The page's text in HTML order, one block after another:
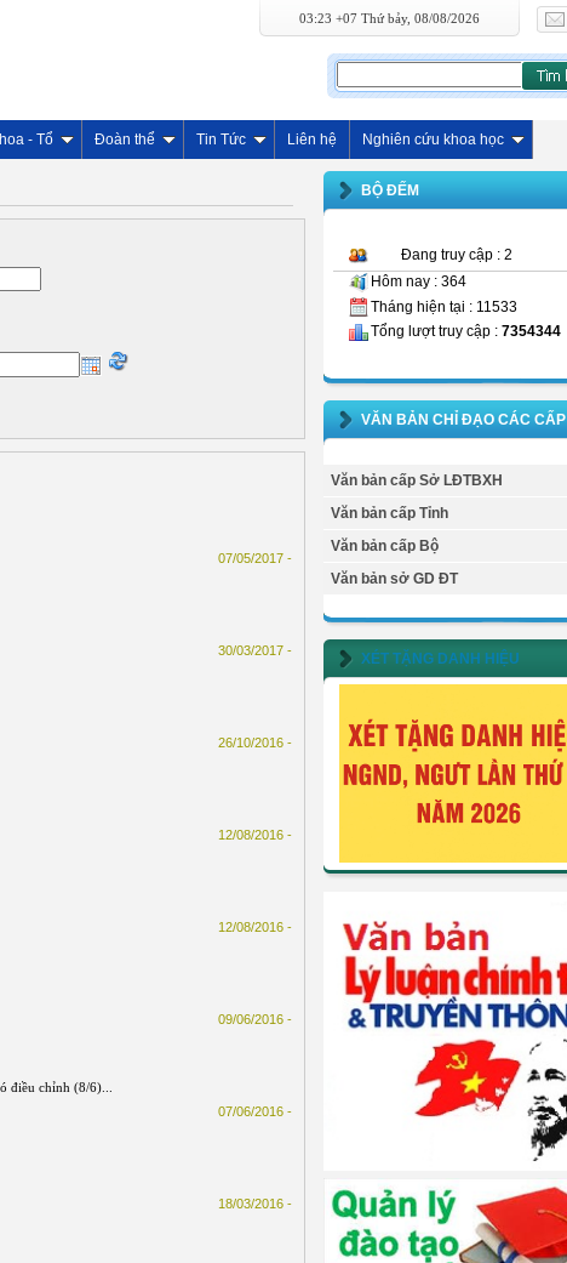
03:23 +07 Thứ bảy, 08/08/2026
- Tổ Đoàn thể Tin Tức Liên hệ Nghiên cứu khoa học
07/05/2017 -
30/03/2017 -
26/10/2016 -
12/08/2016 -
12/08/2016 -
09/06/2016 -
điều chỉnh (8/6)...
07/06/2016 -
18/03/2016 -
BỘ ĐẾM
Đang truy cập : 2
Hôm nay : 364
Tháng hiện tại : 11533
Tổng lượt truy cập : 7354344
VĂN BẢN CHỈ ĐẠO CÁC CẤP
Văn bản cấp Sở LĐTBXH
Văn bản cấp Tỉnh
Văn bản cấp Bộ
Văn bản sở GD ĐT
XÉT TẶNG DANH HIỆU